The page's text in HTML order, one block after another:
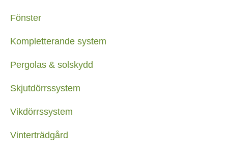
Fönster
Kompletterande system
Pergolas & solskydd
Skjutdörrssystem
Vikdörrssystem
Vinterträdgård